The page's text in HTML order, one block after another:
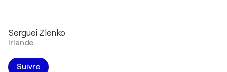
Serguei Zlenko
Irlande
Suivre